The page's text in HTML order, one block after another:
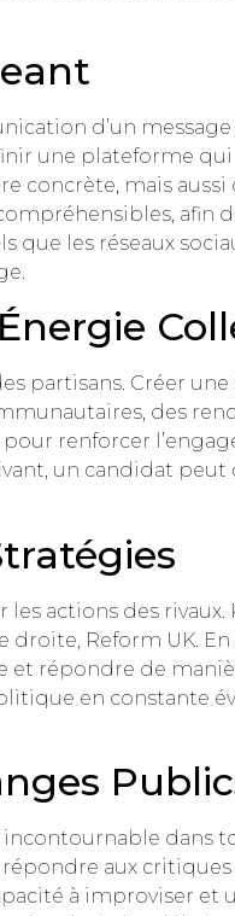
d’un message
une plateforme qui
concrète, mais
afin
les réseaux
partisans. Créer
des
renforcer
un candidat
actions des rivaux.
Reform UK. En
et répondre de
en constante
incontournable dans
aux
à improviser et